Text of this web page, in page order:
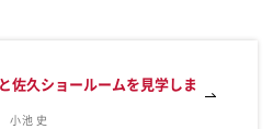
小池 史
佐久ショールームを見学しま